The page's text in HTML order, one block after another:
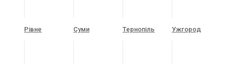
Рівне Суми Тернопіль Ужгород